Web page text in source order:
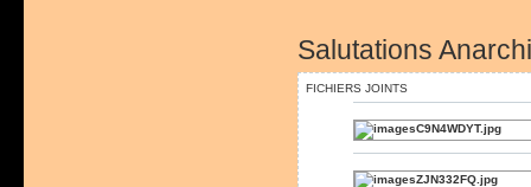
Salutations
FICHIERS JOINTS